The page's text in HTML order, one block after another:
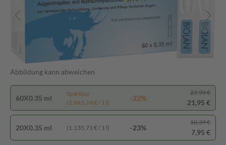
Abbildung kann abweichen
60X0.35 ml
Spartipp
(1.045,24 € / 1 l)
-22%
27,99 €
21,95 €
20X0.35 ml (1.135,71 € / 1 l) -23%
10,39 €
7,95 €